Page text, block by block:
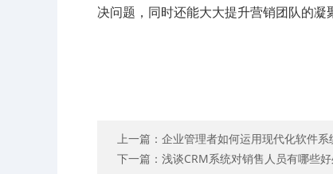
决问题，同时还能大大提升营销团队的凝
上一篇：企业管理者如何运用现代化软件
下一篇：浅谈CRM系统对销售人员有哪些